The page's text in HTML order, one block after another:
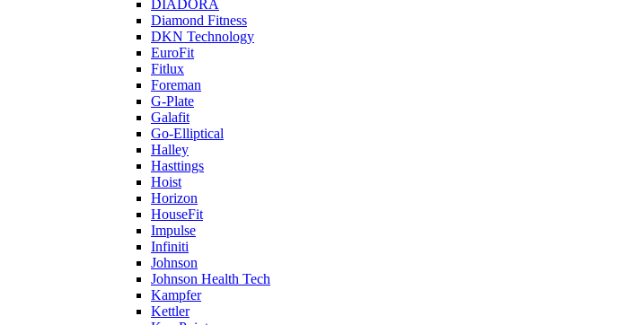
DIADORA
Diamond Fitness
DKN Technology
EuroFit
Fitlux
Foreman
G-Plate
Galafit
Go-Elliptical
Halley
Hasttings
Hoist
Horizon
HouseFit
Impulse
Infiniti
Johnson
Johnson Health Tech
Kampfer
Kettler